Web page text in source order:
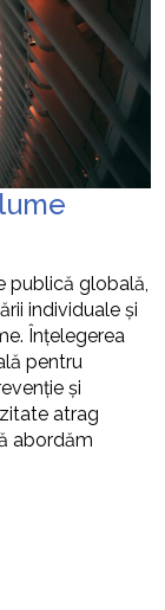
publică globală,
individuale și
Înțelegerea
pentru
și
atrag
abordăm